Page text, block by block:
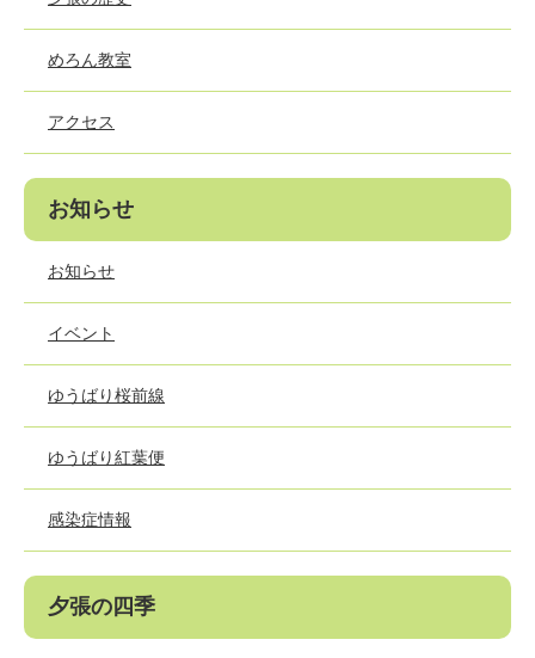
めろん教室
アクセス
お知らせ
お知らせ
イベント
ゆうばり桜前線
ゆうばり紅葉便
感染症情報
夕張の四季